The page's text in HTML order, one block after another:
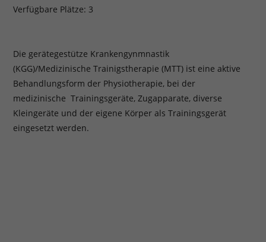
Verfügbare Plätze: 3
Die gerätegestütze Krankengynmnastik
(KGG)/Medizinische Trainigstherapie (MTT) ist eine aktive
Behandlungsform der Physiotherapie, bei der
medizinische Trainingsgeräte, Zugapparate, diverse
Kleingeräte und der eigene Körper als Trainingsgerät
eingesetzt werden.